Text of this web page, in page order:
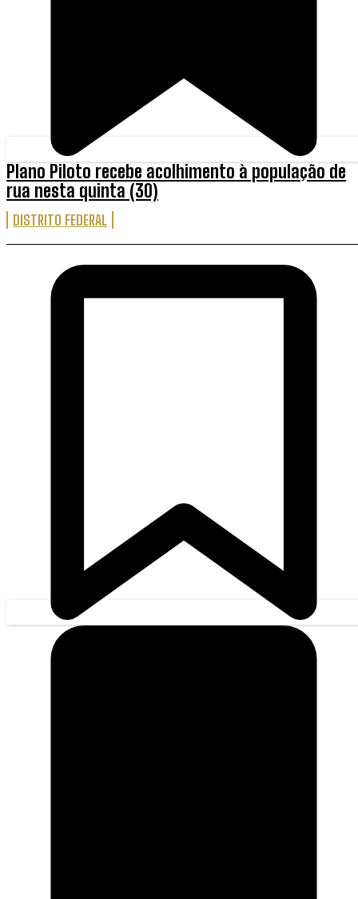
Plano Piloto recebe acolhimento à população de
rua nesta quinta (30)
DISTRITO FEDERAL